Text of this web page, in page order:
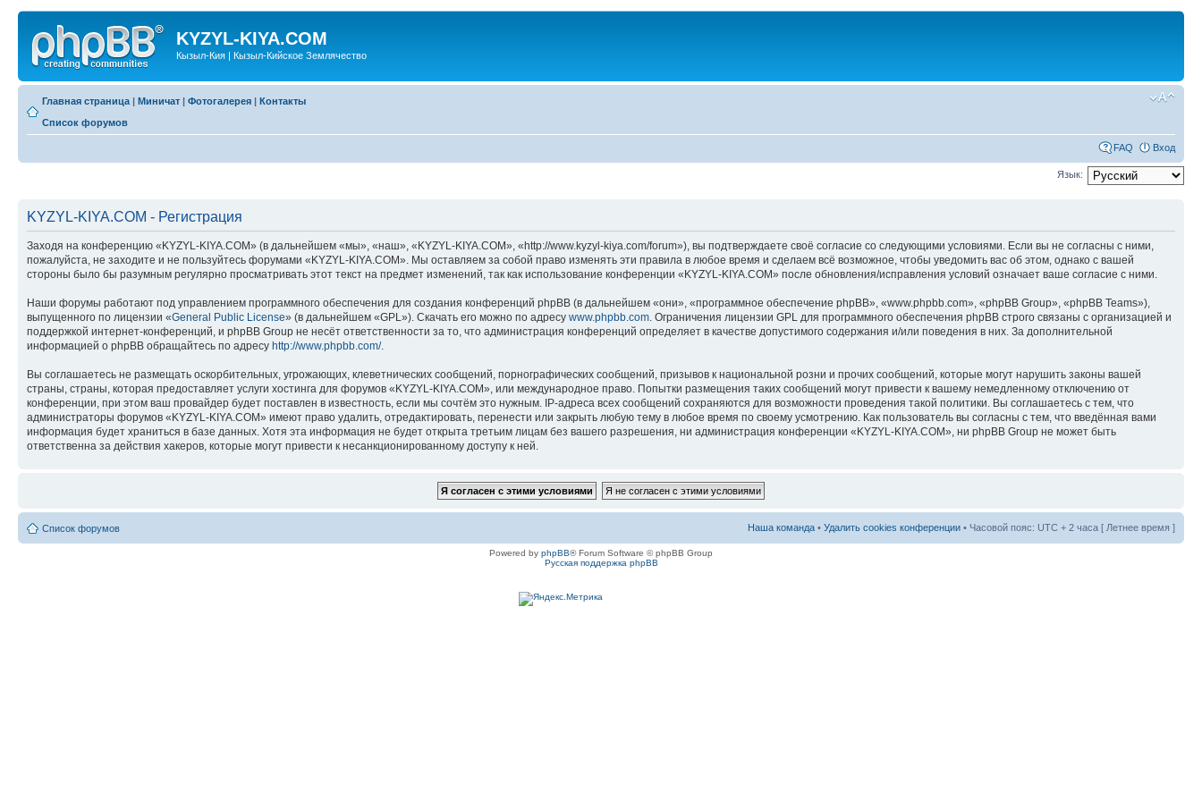
KYZYL-KIYA.COM
Кызыл-Кия | Кызыл-Кийское Землячество
Главная страница | Миничат | Фотогалерея | Контакты
Список форумов
FAQ Вход
Язык:
KYZYL-KIYA.COM - Регистрация
Заходя на конференцию «KYZYL-KIYA.COM» (в дальнейшем «мы», «наш», «KYZYL-KIYA.COM», «http://www.kyzyl-kiya.com/forum»), вы подтверждаете своё согласие со следующими условиями. Если вы не согласны с ними,
пожалуйста, не заходите и не пользуйтесь форумами «KYZYL-KIYA.COM». Мы оставляем за собой право изменять эти правила в любое время и сделаем всё возможное, чтобы уведомить вас об этом, однако с вашей
стороны было бы разумным регулярно просматривать этот текст на предмет изменений, так как использование конференции «KYZYL-KIYA.COM» после обновления/исправления условий означает ваше согласие с ними.
Наши форумы работают под управлением программного обеспечения для создания конференций phpBB (в дальнейшем «они», «программное обеспечение phpBB», «www.phpbb.com», «phpBB Group», «phpBB Teams»),
выпущенного по лицензии «General Public License» (в дальнейшем «GPL»). Скачать его можно по адресу www.phpbb.com. Ограничения лицензии GPL для программного обеспечения phpBB строго связаны с организацией и
поддержкой интернет-конференций, и phpBB Group не несёт ответственности за то, что администрация конференций определяет в качестве допустимого содержания и/или поведения в них. За дополнительной
информацией о phpBB обращайтесь по адресу http://www.phpbb.com/.
Вы соглашаетесь не размещать оскорбительных, угрожающих, клеветнических сообщений, порнографических сообщений, призывов к национальной розни и прочих сообщений, которые могут нарушить законы вашей
страны, страны, которая предоставляет услуги хостинга для форумов «KYZYL-KIYA.COM», или международное право. Попытки размещения таких сообщений могут привести к вашему немедленному отключению от
конференции, при этом ваш провайдер будет поставлен в известность, если мы сочтём это нужным. IP-адреса всех сообщений сохраняются для возможности проведения такой политики. Вы соглашаетесь с тем, что
администраторы форумов «KYZYL-KIYA.COM» имеют право удалить, отредактировать, перенести или закрыть любую тему в любое время по своему усмотрению. Как пользователь вы согласны с тем, что введённая вами
информация будет храниться в базе данных. Хотя эта информация не будет открыта третьим лицам без вашего разрешения, ни администрация конференции «KYZYL-KIYA.COM», ни phpBB Group не может быть
ответственна за действия хакеров, которые могут привести к несанкционированному доступу к ней.
Список форумов Наша команда • Удалить cookies конференции • Часовой пояс: UTC + 2 часа [ Летнее время ]
Powered by phpBB® Forum Software © phpBB Group
Русская поддержка phpBB